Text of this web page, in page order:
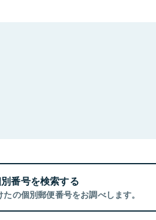
番号を検索する
の個別郵便番号をお調べします。